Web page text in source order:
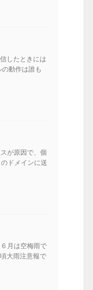
したときには
動作は誰も
が原因で、個
ドメインに送
月は空梅雨で
大雨注意報で